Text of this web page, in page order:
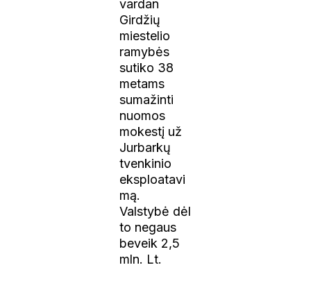
vardan
Girdžių
miestelio
ramybės
sutiko 38
metams
sumažinti
nuomos
mokestį už
Jurbarkų
tvenkinio
eksploatavi
mą.
Valstybė dėl
to negaus
beveik 2,5
mln. Lt.